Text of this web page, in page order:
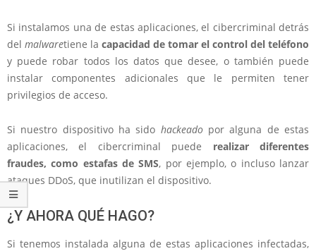
Si instalamos una de estas aplicaciones, el cibercriminal detrás
del malwaretiene la capacidad de tomar el control del teléfono
y puede robar todos los datos que desee, o también puede
instalar componentes adicionales que le permiten tener
privilegios de acceso.
Si nuestro dispositivo ha sido hackeadopor alguna de estas
aplicaciones, el cibercriminal puede realizar diferentes
fraudes, como estafas de SMS, por ejemplo, o incluso lanzar
ataques DDoS, que inutilizan el dispositivo.
¿Y AHORA QUÉ HAGO?
Si tenemos instalada alguna de estas aplicaciones infectadas,